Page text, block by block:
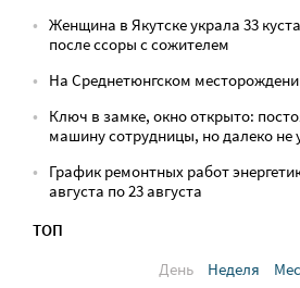
Женщина в Якутске украла 33
после ссоры с сожителем
На Среднетюнгском
Ключ в замке, окно открыто:
машину сотрудницы, но далеко не
График ремонтных работ
августа по 23 августа
ТОП
День
Неделя